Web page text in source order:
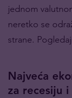
jednom
neretko se
strane.
Najveća
za recesiju